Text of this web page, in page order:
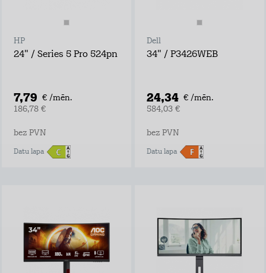
HP
24" / Series 5 Pro 524pn
7,79 € /mēn.
186,78 €
bez PVN
Datu lapa
Dell
34" / P3426WEB
24,34 € /mēn.
584,03 €
bez PVN
Datu lapa